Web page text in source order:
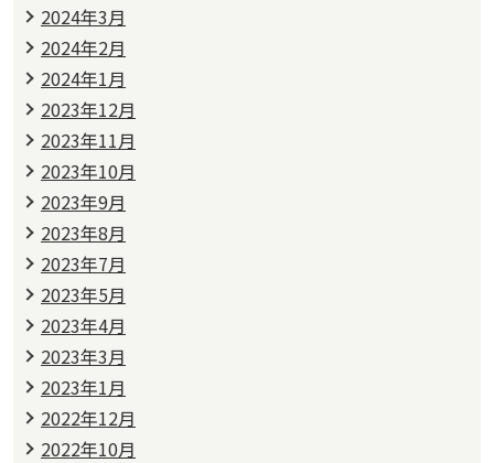
2024年3月
2024年2月
2024年1月
2023年12月
2023年11月
2023年10月
2023年9月
2023年8月
2023年7月
2023年5月
2023年4月
2023年3月
2023年1月
2022年12月
2022年10月